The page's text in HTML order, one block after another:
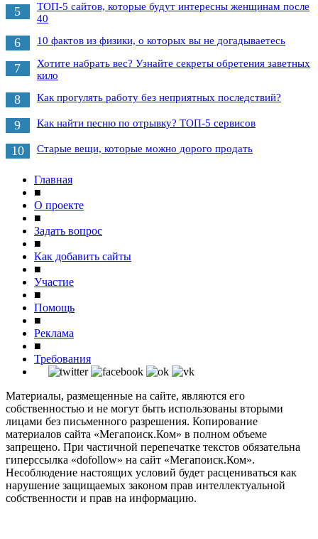
5
ТОП-5 сайтов, которые будут интересны женщинам после
40
6 10 фактов из физики, о которых вы не догадываетесь
7
Хотите набрать вес? Узнайте секреты обретения заветных
кило
8 Как прогулять работу без неприятных последствий?
9 Как найти песню по отрывку? ТОП-5 сервисов
10 Старые вещи, которые можно дорого продать
Главная
■
О проекте
■
Задать вопрос
■
Как добавить сайты
■
Участие
■
Помощь
■
Реклама
■
Требования
Материалы, размещенные на сайте, являются его
собственностью и не могут быть использованы вторыми
лицами без письменного разрешения. Копирование
материалов сайта «Мегапоиск.Ком» в полном объеме
запрещено. При частичной перепечатке текстов обязательна
гиперссылка «dofollow» на сайт «Мегапоиск.Ком».
Несоблюдение настоящих условий будет расцениваться как
нарушение защищаемых законом прав интеллектуальной
собственности и прав на информацию.